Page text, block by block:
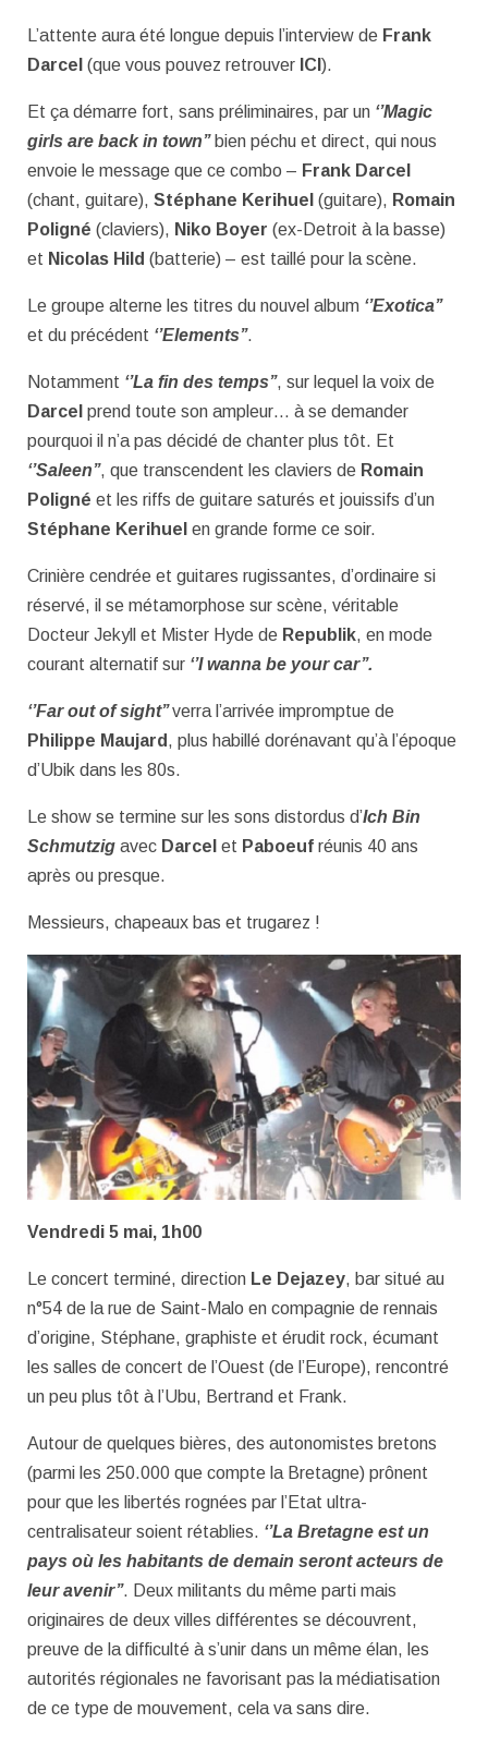
L’attente aura été longue depuis l’interview de Frank
Darcel (que vous pouvez retrouver ICI ).
Et ça démarre fort, sans préliminaires, par un ‘’Magic
girls are back in town’’bien péchu et direct, qui nous
envoie le message que ce combo – Frank Darcel
(chant, guitare), Stéphane Kerihuel (guitare), Romain
Poligné (claviers), Niko Boyer (ex-Detroit à la basse)
et Nicolas Hild (batterie) – est taillé pour la scène.
Le groupe alterne les titres du nouvel album ‘’Exotica’’
et du précédent ‘’Elements’’.
Notamment ‘’La fin des temps’’, sur lequel la voix de
Darcel prend toute son ampleur… à se demander
pourquoi il n’a pas décidé de chanter plus tôt. Et
‘’Saleen’’, que transcendent les claviers de Romain
Poligné et les riffs de guitare saturés et jouissifs d’un
Stéphane Kerihuel en grande forme ce soir.
Crinière cendrée et guitares rugissantes, d’ordinaire si
réservé, il se métamorphose sur scène, véritable
Docteur Jekyll et Mister Hyde de Republik, en mode
courant alternatif sur ‘’I wanna be your car’’.
‘’Far out of sight’’verra l’arrivée impromptue de
Philippe Maujard , plus habillé dorénavant qu’à l’époque
d’Ubik dans les 80s.
Le show se termine sur les sons distordus d’Ich Bin
Schmutzig avec Darcel et Paboeuf réunis 40 ans
après ou presque.
Messieurs, chapeaux bas et trugarez !
Vendredi 5 mai, 1h00
Le concert terminé, direction Le Dejazey, bar situé au
n°54 de la rue de Saint-Malo en compagnie de rennais
d’origine, Stéphane, graphiste et érudit rock, écumant
les salles de concert de l’Ouest (de l’Europe), rencontré
un peu plus tôt à l’Ubu, Bertrand et Frank.
Autour de quelques bières, des autonomistes bretons
(parmi les 250.000 que compte la Bretagne) prônent
pour que les libertés rognées par l’Etat ultra-
centralisateur soient rétablies. ‘’La Bretagne est un
pays où les habitants de demain seront acteurs de
leur avenir’’. Deux militants du même parti mais
originaires de deux villes différentes se découvrent,
preuve de la difficulté à s’unir dans un même élan, les
autorités régionales ne favorisant pas la médiatisation
de ce type de mouvement, cela va sans dire.